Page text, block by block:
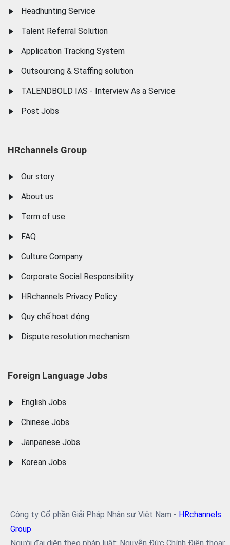
Headhunting Service
Talent Referral Solution
Application Tracking System
Outsourcing & Staffing solution
TALENDBOLD IAS - Interview As a Service
Post Jobs
HRchannels Group
Our story
About us
Term of use
FAQ
Culture Company
Corporate Social Responsibility
HRchannels Privacy Policy
Quy chế hoạt động
Dispute resolution mechanism
Foreign Language Jobs
English Jobs
Chinese Jobs
Janpanese Jobs
Korean Jobs
Công ty Cổ phần Giải Pháp Nhân sự Việt Nam - HRchannels
Group